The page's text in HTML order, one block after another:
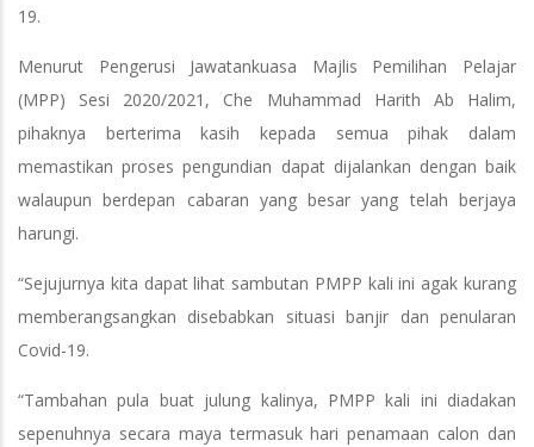
19.
Menurut Pengerusi Jawatankuasa Majlis Pemilihan Pelajar
(MPP) Sesi 2020/2021, Che Muhammad Harith Ab Halim,
pihaknya berterima kasih kepada semua pihak dalam
memastikan proses pengundian dapat dijalankan dengan baik
walaupun berdepan cabaran yang besar yang telah berjaya
harungi.
“Sejujurnya kita dapat lihat sambutan PMPP kali ini agak kurang
memberangsangkan disebabkan situasi banjir dan penularan
Covid-19.
“Tambahan pula buat julung kalinya, PMPP kali ini diadakan
sepenuhnya secara maya termasuk hari penamaan calon dan